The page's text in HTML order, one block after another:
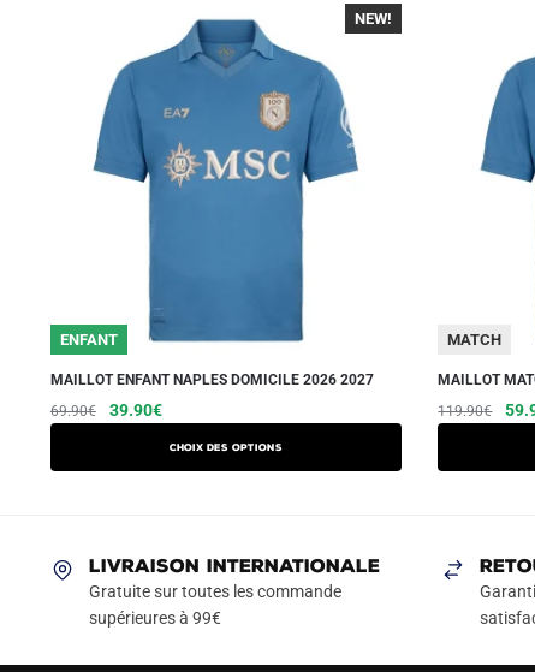
NEW!
ENFANT
MAILLOT ENFANT NAPLES DOMICILE 2026 2027
69.90€
Le
39.90€Le
Choix des options
Ce
produit
a
Les
options
peuvent
MATCH
MAILLOT
119.90€
Le
LIVRAISON INTERNATIONALE
Gratuite sur toutes les commande
supérieures à 99€